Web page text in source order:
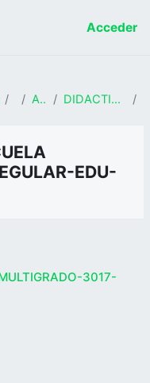
Acceder
EDUCACIÓN GRUPO 4 APROBACION REGULAR DIDACTICA DE LA ESCUELA MULTIGRADO-3017-REGULAR-EDU-G4-2023
EDU-
3017-
ESPINOZA DE